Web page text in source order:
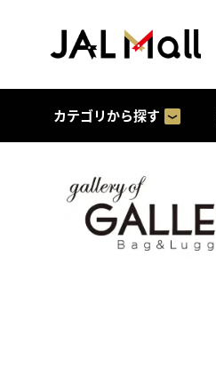
カテゴリから探す